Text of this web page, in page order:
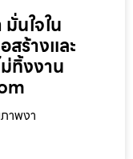
นใจใน
ร้างและ
ทิ้งงาน
าพงา